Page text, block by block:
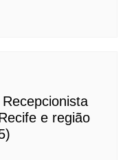
e região